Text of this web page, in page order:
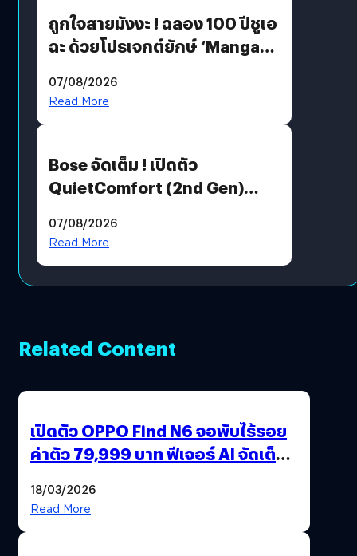
ถูกใจสายมังงะ ! ฉลอง 100 ปีชูเอ
ฉะ ด้วยโปรเจกต์ยักษ์ ‘Manga
มีภาษาไทยด้วย
07/08/2026
Read More
Bose จัดเต็ม ! เปิดตัว
QuietComfort (2nd Gen)
07/08/2026
Read More
Related Content
เปิดตัว OPPO Find N6 จอพับไร้รอย
ค่าตัว 79,999 บาท ฟีเจอร์ AI จัดเต็ม
18/03/2026
Read More